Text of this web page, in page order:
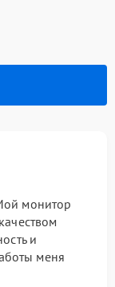
монитор
и
меня